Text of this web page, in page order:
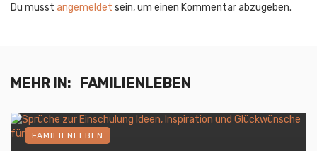
Du musst angemeldet sein, um einen Kommentar abzugeben.
MEHR IN: FAMILIENLEBEN
FAMILIENLEBEN